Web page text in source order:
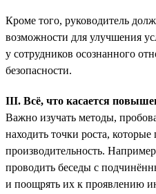
Кроме того, руководитель
возможности для улучшения
у сотрудников осознанного
безопасности.
III. Всё, что касается
Важно изучать методы,
находить точки роста,
производительность.
проводить беседы с
и поощрять их к проявлению